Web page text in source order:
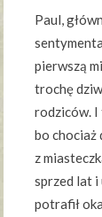
Paul,
pierwszą
trochę
rodziców. I
bo chociaż
z
sprzed lat i
potrafił